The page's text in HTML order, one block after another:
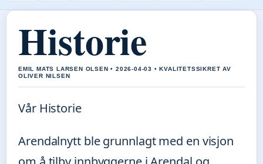
Historie
EMIL MATS LARSEN OLSEN • 2026-04-03 • KVALITETSSIKRET AV
OLIVER NILSEN
Vår Historie
Arendalnytt ble grunnlagt med en visjon